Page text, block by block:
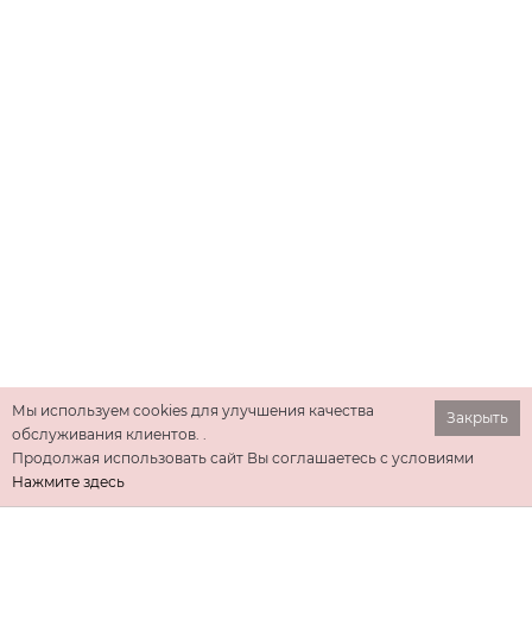
Закрыть
Мы используем cookies для улучшения качества
обслуживания клиентов. .
Продолжая использовать сайт Вы соглашаетесь с условиями
Нажмите здесь